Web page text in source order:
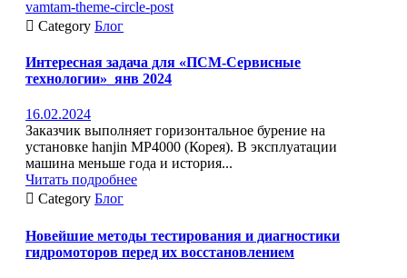
vamtam-theme-circle-post
 Category Блог
Интересная задача для «ПСМ-Сервисные
технологии»_янв 2024
16.02.2024
Заказчик выполняет горизонтальное бурение на
установке hanjin MP4000 (Корея). В эксплуатации
машина меньше года и история...
Читать подробнее
 Category Блог
Новейшие методы тестирования и диагностики
гидромоторов перед их восстановлением